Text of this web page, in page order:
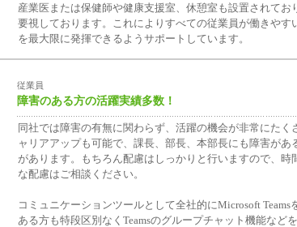
産業医または保健師や健康支援室、休憩室も設置されてお
要視しております。これによりすべての従業員が働きやす
を最大限に発揮できるようサポートしています。
従業員
障害のある方の活躍実績多数！
同社では障害の有無に関わらず、活躍の機会が非常にたく
ャリアアップも可能で、課長、部長、本部長にも障害があ
があります。もちろん配慮はしっかりと行いますので、時
な配慮はご相談ください。
コミュニケーションツールとして全社的にMicrosoft
ある方も特段区別なくTeamsのグループチャット機能など